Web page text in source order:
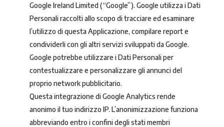
Google Ireland Limited (“Google”). Google utilizza i Dati
Personali raccolti allo scopo di tracciare ed esaminare
l’utilizzo di questa Applicazione, compilare report e
condividerli con gli altri servizi sviluppati da Google.
Google potrebbe utilizzare i Dati Personali per
contestualizzare e personalizzare gli annunci del
proprio network pubblicitario.
Questa integrazione di Google Analytics rende
anonimo il tuo indirizzo IP. L’anonimizzazione funziona
abbreviando entro i confini degli stati membri